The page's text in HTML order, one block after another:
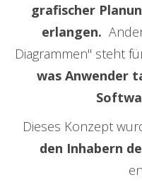
grafischer
erlangen.
Diagrammen" steht
was Anwender
Dieses Konzept
den Inhabern